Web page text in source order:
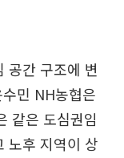
공간 구조에 변
민 NH농협은
같은 도심권임
노후 지역이 상